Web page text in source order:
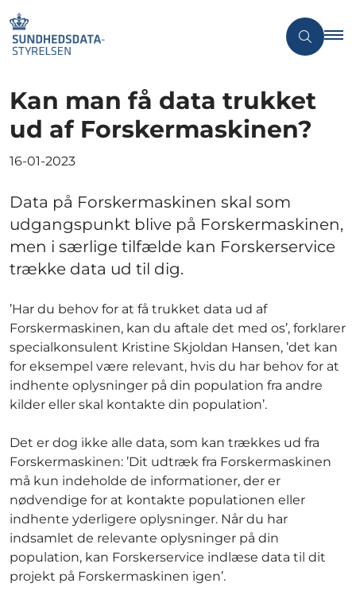
Kan man få data trukket
ud af Forskermaskinen?
16-01-2023
Data på Forskermaskinen skal som
udgangspunkt blive på Forskermaskinen,
men i særlige tilfælde kan Forskerservice
trække data ud til dig.
’Har du behov for at få trukket data ud af
Forskermaskinen, kan du aftale det med os’, forklarer
specialkonsulent Kristine Skjoldan Hansen, ’det kan
for eksempel være relevant, hvis du har behov for at
indhente oplysninger på din population fra andre
kilder eller skal kontakte din population’.
Det er dog ikke alle data, som kan trækkes ud fra
Forskermaskinen: ’Dit udtræk fra Forskermaskinen
må kun indeholde de informationer, der er
nødvendige for at kontakte populationen eller
indhente yderligere oplysninger. Når du har
indsamlet de relevante oplysninger på din
population, kan Forskerservice indlæse data til dit
projekt på Forskermaskinen igen’.